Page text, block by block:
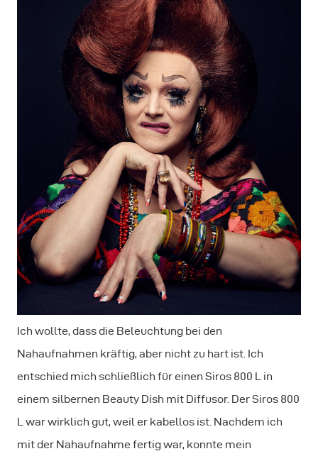
Ich wollte, dass die Beleuchtung bei den
Nahaufnahmen kräftig, aber nicht zu hart ist. Ich
entschied mich schließlich für einen Siros 800 L in
einem silbernen Beauty Dish mit Diffusor. Der Siros 800
L war wirklich gut, weil er kabellos ist. Nachdem ich
mit der Nahaufnahme fertig war, konnte mein